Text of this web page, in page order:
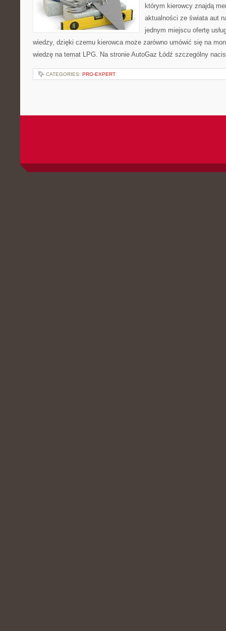
którym kierowcy znajdą
aktualności ze świata aut
jednym miejscu ofertę
wiedzy, dzięki czemu kierowca może zarówno umówić się na
wiedzę na temat LPG. Na stronie AutoGaz Łódź szczególny
CATEGORIES: PRO-EXPERT